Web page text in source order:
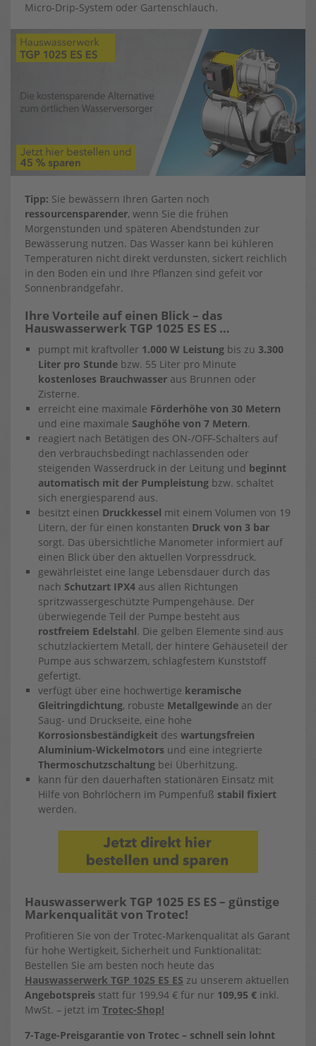
Micro-Drip-System oder Gartenschlauch.
Tipp: Sie bewässern Ihren Garten noch
ressourcensparender, wenn Sie die frühen
Morgenstunden und späteren Abendstunden zur
Bewässerung nutzen. Das Wasser kann bei kühleren
Temperaturen nicht direkt verdunsten, sickert reichlich
in den Boden ein und Ihre Pflanzen sind gefeit vor
Sonnenbrandgefahr.
Ihre Vorteile auf einen Blick – das
Hauswasserwerk TGP 1025 ES ES …
pumpt mit kraftvoller 1.000 W Leistung bis zu 3.300
Liter pro Stunde bzw. 55 Liter pro Minute
kostenloses Brauchwasser aus Brunnen oder
Zisterne.
erreicht eine maximale Förderhöhe von 30 Metern
und eine maximale Saughöhe von 7 Metern.
reagiert nach Betätigen des ON-/OFF-Schalters auf
den verbrauchsbedingt nachlassenden oder
steigenden Wasserdruck in der Leitung und beginnt
automatisch mit der Pumpleistung bzw. schaltet
sich energiesparend aus.
besitzt einen Druckkessel mit einem Volumen von 19
Litern, der für einen konstanten Druck von 3 bar
sorgt. Das übersichtliche Manometer informiert auf
einen Blick über den aktuellen Vorpressdruck.
gewährleistet eine lange Lebensdauer durch das
nach Schutzart IPX4 aus allen Richtungen
spritzwassergeschützte Pumpengehäuse. Der
überwiegende Teil der Pumpe besteht aus
rostfreiem Edelstahl. Die gelben Elemente sind aus
schutzlackiertem Metall, der hintere Gehäuseteil der
Pumpe aus schwarzem, schlagfestem Kunststoff
gefertigt.
verfügt über eine hochwertige keramische
Gleitringdichtung, robuste Metallgewinde an der
Saug- und Druckseite, eine hohe
Korrosionsbeständigkeit des wartungsfreien
Aluminium-Wickelmotors und eine integrierte
Thermoschutzschaltung bei Überhitzung.
kann für den dauerhaften stationären Einsatz mit
Hilfe von Bohrlöchern im Pumpenfuß stabil fixiert
werden.
Hauswasserwerk TGP 1025 ES ES – günstige
Markenqualität von Trotec!
Profitieren Sie von der Trotec-Markenqualität als Garant
für hohe Wertigkeit, Sicherheit und Funktionalität:
Bestellen Sie am besten noch heute das
Hauswasserwerk TGP 1025 ES ES zu unserem aktuellen
Angebotspreis statt für 199,94 € für nur 109,95 € inkl.
MwSt. – jetzt im Trotec-Shop!
7-Tage-Preisgarantie von Trotec – schnell sein lohnt